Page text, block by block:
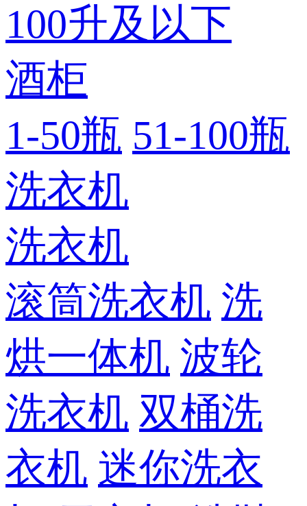
100升及以下
酒柜
1-50瓶 51-100瓶
洗衣机
洗衣机
滚筒洗衣机 洗
烘一体机 波轮
洗衣机 双桶洗
衣机 迷你洗衣